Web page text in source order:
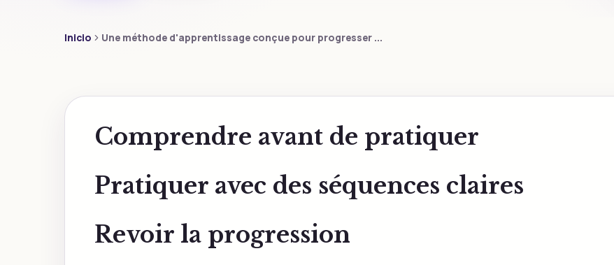
Inicio Une méthode d'apprentissage conçue pour progresser ...
Comprendre avant de pratiquer
Pratiquer avec des séquences claires
Revoir la progression